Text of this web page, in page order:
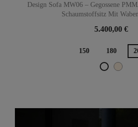
Design Sofa MW06 – Gegossene
Schaumstoffsitz Mit
5.400,00 €
150 180
Weiß